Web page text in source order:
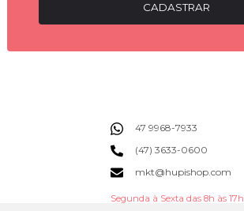
CADASTRAR
47 9968-7933
(47) 3633-0600
mkt@hupishop.com
Segunda à Sexta das 8h às 17h